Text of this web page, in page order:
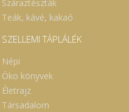
Száraztészták
Teák, kávé, kakaó
SZELLEMI TÁPLÁLÉK
Népi
Öko könyvek
Életrajz
Társadalom